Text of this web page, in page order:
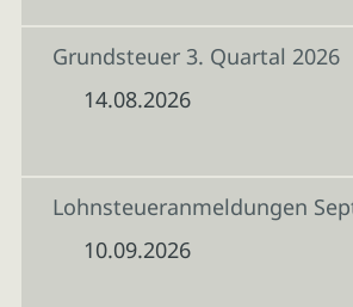
Grundsteuer 3. Quartal 2026
14.08.2026
Lohnsteueranmeldungen
10.09.2026